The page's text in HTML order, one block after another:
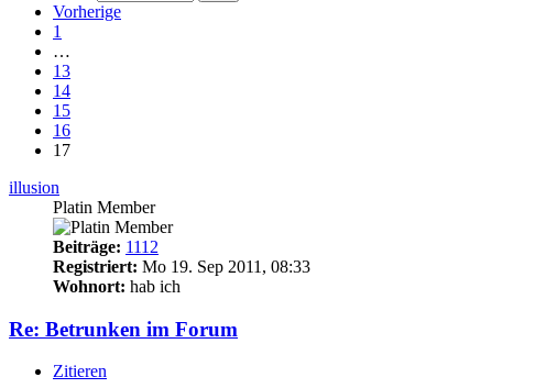
Vorherige
1
…
13
14
15
16
17
illusion
Platin Member
Beiträge: 1112
Registriert: Mo 19. Sep 2011, 08:33
Wohnort: hab ich
Re: Betrunken im Forum
Zitieren